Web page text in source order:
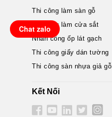
Thi công làm sàn gỗ
Thi công làm cửa sắt
Nhân công ốp lát gạch
Thi công giấy dán tường
Thi công sàn nhựa giả gỗ
Kết Nối
Chat zalo